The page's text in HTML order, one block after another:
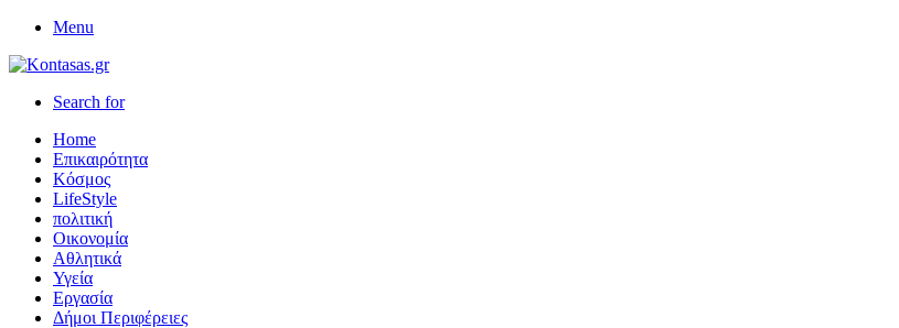
Menu
Search for
Home
Επικαιρότητα
Κόσμος
LifeStyle
πολιτική
Οικονομία
Αθλητικά
Υγεία
Εργασία
Δήμοι Περιφέρειες